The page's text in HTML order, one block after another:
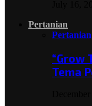
Pertanian
Pertanian
“Grow
Tema